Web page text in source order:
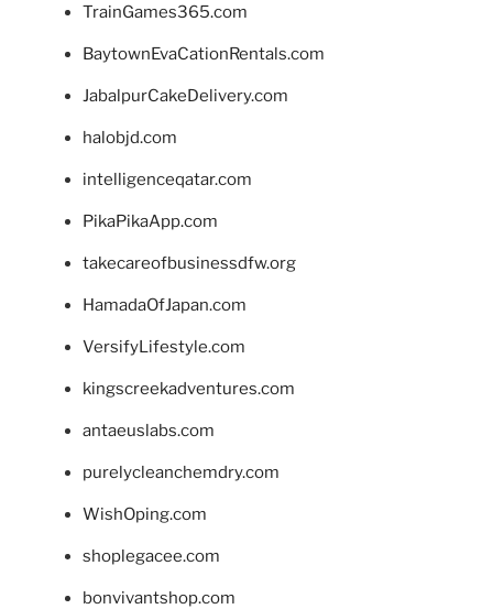
TrainGames365.com
BaytownEvaCationRentals.com
JabalpurCakeDelivery.com
halobjd.com
intelligenceqatar.com
PikaPikaApp.com
takecareofbusinessdfw.org
HamadaOfJapan.com
VersifyLifestyle.com
kingscreekadventures.com
antaeuslabs.com
purelycleanchemdry.com
WishOping.com
shoplegacee.com
bonvivantshop.com